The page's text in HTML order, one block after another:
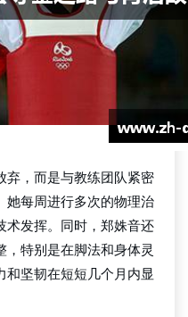
弃，而是与教练团队紧密
她每周进行多次的物理治
术发挥。同时，郑姝音还
特别是在脚法和身体灵
坚韧在短短几个月内显